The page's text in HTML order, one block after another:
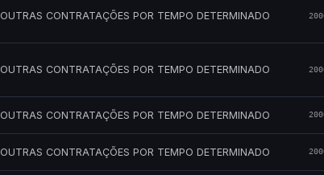
OUTRAS CONTRATAÇÕES POR TEMPO DETERMINADO
OUTRAS CONTRATAÇÕES POR TEMPO DETERMINADO
OUTRAS CONTRATAÇÕES POR TEMPO DETERMINADO
OUTRAS CONTRATAÇÕES POR TEMPO DETERMINADO